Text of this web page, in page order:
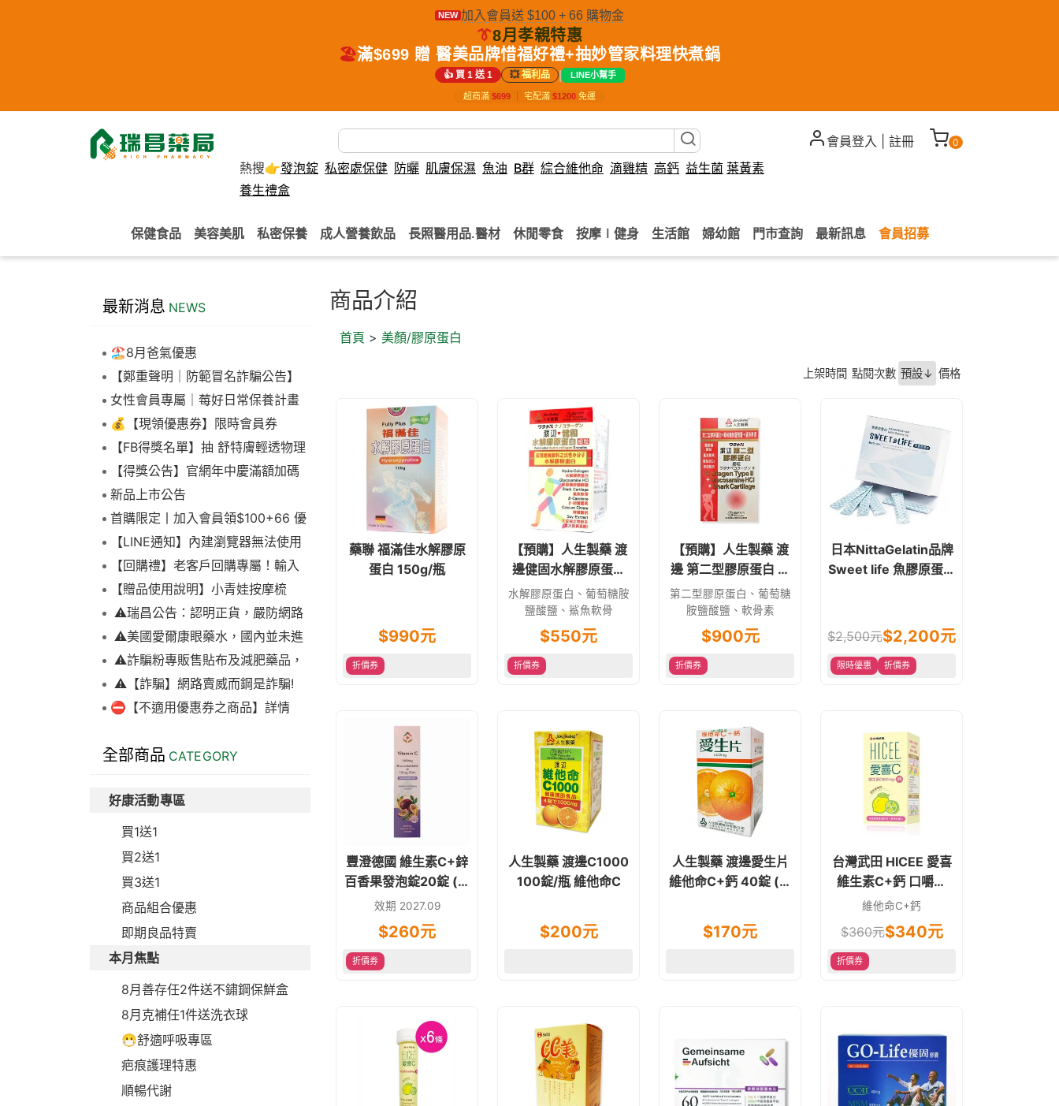
NEW 加入會員送 $100 + 66 購物金
👔8月孝親特惠
🏖️滿$699 贈 醫美品牌惜福好禮+抽妙管家料理快煮鍋
👍 買 1 送 1 💥福利品 | LINE小幫手
超商滿 $699 宅配滿 $1200 免運
熱搜👉發泡錠 私密處保健 防曬 肌膚保濕 魚油 B群 綜合維他命 滴雞精 高鈣 益生菌 葉黃素
養生禮盒
會員登入 註冊 0
保健食品 美容美肌 私密保養 成人營養飲品 長照醫用品.醫材 休閒零食 按摩∣健身 生活館 婦幼館 門市查詢 最新訊息 會員招募
最新消息 NEWS
🏖️8月爸氣優惠
【鄭重聲明｜防範冒名詐騙公告】
女性會員專屬｜莓好日常保養計畫
💰【現領優惠券】限時會員券
【FB得獎名單】抽 舒特膚輕透物理
低敏防曬霜乙名(8/4報到截止)
【得獎公告】官網年中慶滿額加碼
抽FIKA蒸煮料理組2名(7/31截止)
新品上市公告
首購限定丨加入會員領$100+66 優
惠！【LINE通知】內建瀏覽器無法使用
下拉選單
【回購禮】老客戶回購專屬！輸入
折扣碼現折$100
【贈品使用說明】小青娃按摩梳
⚠️瑞昌公告：認明正貨，嚴防網路
詐騙⚠️美國愛爾康眼藥水，國內並未進
口販售
⚠️詐騙粉專販售貼布及減肥藥品，
請勿上當，請查明來源! 非瑞昌藥局
販售!
⚠️【詐騙】網路賣威而鋼是詐騙!
⛔【不適用優惠券之商品】詳情
全部商品 CATEGORY
好康活動專區
買1送1
買2送1
買3送1
商品組合優惠
即期良品特賣
本月焦點
8月善存任2件送不鏽鋼保鮮盒
8月克補任1件送洗衣球
😷舒適呼吸專區
疤痕護理特惠
順暢代謝
商品介紹
首頁 > 美顏/膠原蛋白
上架時間 點閱次數 預設↓ 價格
藥聯 福滿佳水解膠原
蛋白 150g/瓶
$990元
折價券
【預購】人生製藥 渡
邊健固水解膠原蛋白
(細粒) 100g
水解膠原蛋白、葡萄糖胺
鹽酸鹽、鯊魚軟骨
$550元
折價券
【預購】人生製藥 渡
邊 第二型膠原蛋白 細
粒 100g
第二型膠原蛋白、葡萄糖
胺鹽酸鹽、軟骨素
$900元
折價券
日本NittaGelatin品牌
Sweet life 魚膠原蛋白
$2,500元$2,200元
限時優惠 折價券
豐澄德國 維生素C+鋅
百香果發泡錠20錠 (維
他命C)原泰貿豐 含甜
菜根 素食品
效期 2027.09
$260元
折價券
人生製藥 渡邊C1000
100錠/瓶 維他命C
$200元
人生製藥 渡邊愛生片
維他命C+鈣 40錠 (每
$170元
台灣武田 HICEE 愛喜
維生素C+鈣 口嚼錠
60錠 清新檸檬味 愛喜
c
維他命C+鈣
$360元$340元
折價券